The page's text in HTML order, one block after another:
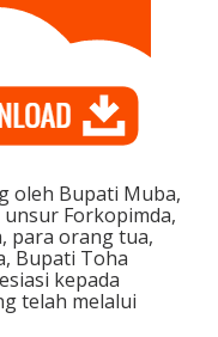
oleh Bupati Muba,
Forkopimda,
para orang tua,
Bupati Toha
kepada
telah melalui